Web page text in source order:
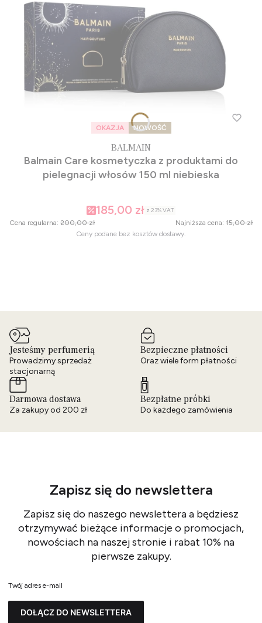
OKAZJA NOWOŚĆ
BALMAIN
Balmain Care kosmetyczka z produktami do
pielegnacji włosów 150 ml niebieska
185,00 zł z 23%VAT
Cena regularna: 200,00 zł Najniższa cena: 15,00 zł
Ceny podane bez kosztów dostawy.
Jesteśmy perfumerią
Prowadzimy sprzedaż
stacjonarną
Bezpieczne płatności
Oraz wiele form płatności
Darmowa dostawa
Za zakupy od 200 zł
Bezpłatne próbki
Do każdego zamówienia
Zapisz się do newslettera
Zapisz się do naszego newslettera a będziesz
otrzymywać bieżące informacje o promocjach,
nowościach na naszej stronie i rabat 10% na
pierwsze zakupy.
Twój adres e-mail
DOŁĄCZ DO NEWSLETTERA